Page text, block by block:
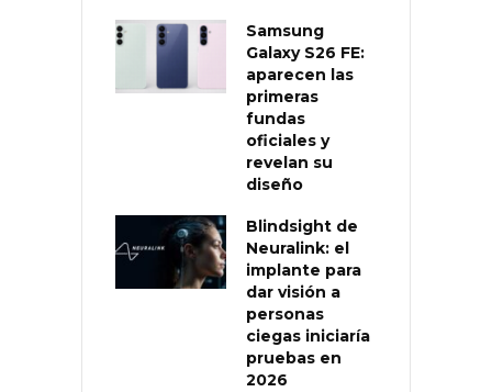
Samsung
Galaxy S26 FE:
aparecen las
primeras
fundas
oficiales y
revelan su
diseño
Blindsight de
Neuralink: el
implante para
dar visión a
personas
ciegas iniciaría
pruebas en
2026